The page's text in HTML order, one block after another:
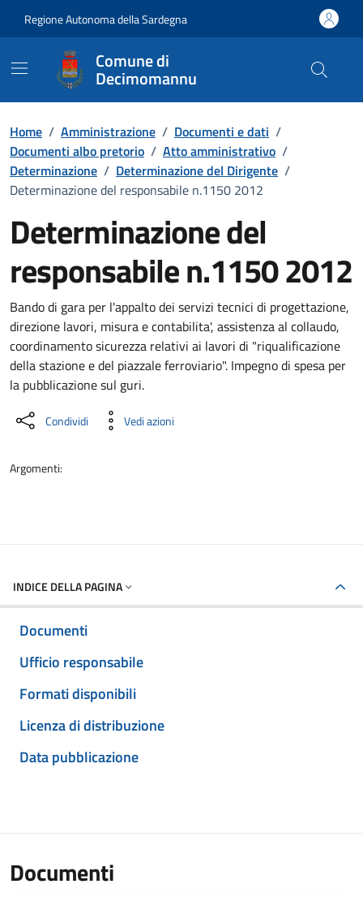
Regione Autonoma della Sardegna
Comune di
Decimomannu
Home / Amministrazione / Documenti e dati /
Documenti albo pretorio / Atto amministrativo /
Determinazione / Determinazione del Dirigente /
Determinazione del responsabile n.1150 2012
Determinazione del
responsabile n.1150 2012
Dettaglio del documento
Bando di gara per l'appalto dei servizi tecnici di progettazione,
direzione lavori, misura e contabilita', assistenza al collaudo,
coordinamento sicurezza relativi ai lavori di "riqualificazione
della stazione e del piazzale ferroviario". Impegno di spesa per
la pubblicazione sul guri.
Condividi Vedi azioni
Argomenti:
INDICE DELLA PAGINA
Documenti
Ufficio responsabile
Formati disponibili
Licenza di distribuzione
Data pubblicazione
Documenti